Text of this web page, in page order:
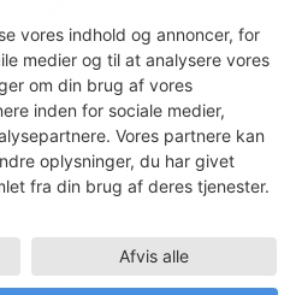
vores indhold og annoncer, for
medier og til at analysere vores
om din brug af vores
inden for sociale medier,
Vores partnere kan
oplysninger, du har givet
fra din brug af deres tjenester.
Afvis alle